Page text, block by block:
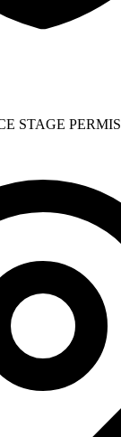
STAGE PERMIS